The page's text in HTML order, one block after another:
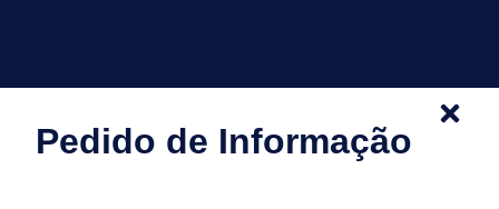
Pedido de Informação